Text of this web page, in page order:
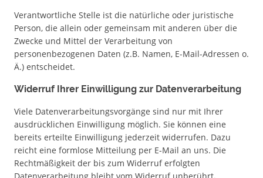
Verantwortliche Stelle ist die natürliche oder juristische
Person, die allein oder gemeinsam mit anderen über die
Zwecke und Mittel der Verarbeitung von
personenbezogenen Daten (z.B. Namen, E-Mail-Adressen o.
Ä.) entscheidet.
Widerruf Ihrer Einwilligung zur Datenverarbeitung
Viele Datenverarbeitungsvorgänge sind nur mit Ihrer
ausdrücklichen Einwilligung möglich. Sie können eine
bereits erteilte Einwilligung jederzeit widerrufen. Dazu
reicht eine formlose Mitteilung per E-Mail an uns. Die
Rechtmäßigkeit der bis zum Widerruf erfolgten